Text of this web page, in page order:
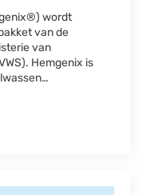
wordt
van de
van
Hemgenix is